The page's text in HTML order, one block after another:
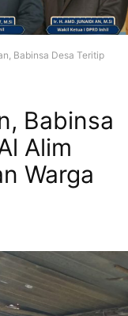
Babinsa Desa Teritip
Babinsa
Alim
Warga